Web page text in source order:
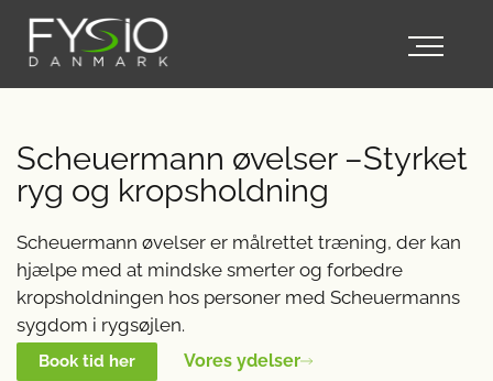
Scheuermann øvelser –Styrket
ryg og kropsholdning
Scheuermann øvelser er målrettet træning, der kan
hjælpe med at mindske smerter og forbedre
kropsholdningen hos personer med Scheuermanns
sygdom i rygsøjlen.
Book tid her Vores ydelser